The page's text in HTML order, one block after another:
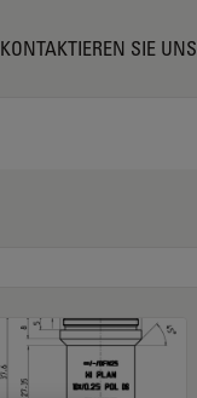
KONTAKTIEREN SIE UNS